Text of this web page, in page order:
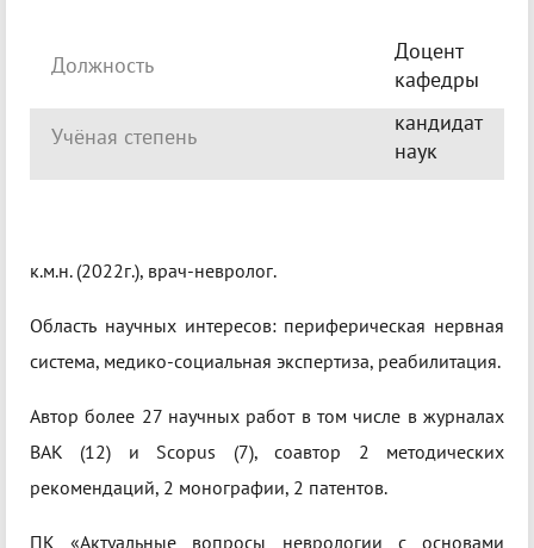
Должность
Доцент
кафедры
Учёная степень
кандидат
наук
к.м.н. (2022г.), врач-невролог.
Область научных интересов: периферическая нервная
система, медико-социальная экспертиза, реабилитация.
Автор более 27 научных работ в том числе в журналах
ВАК (12) и Scopus (7), соавтор 2 методических
рекомендаций, 2 монографии, 2 патентов.
ПК «Актуальные вопросы неврологии с основами